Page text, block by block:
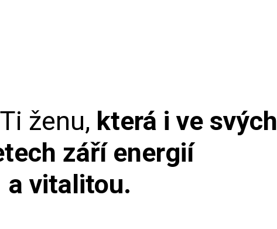
ženu, která i ve svých
září energií
a vitalitou.